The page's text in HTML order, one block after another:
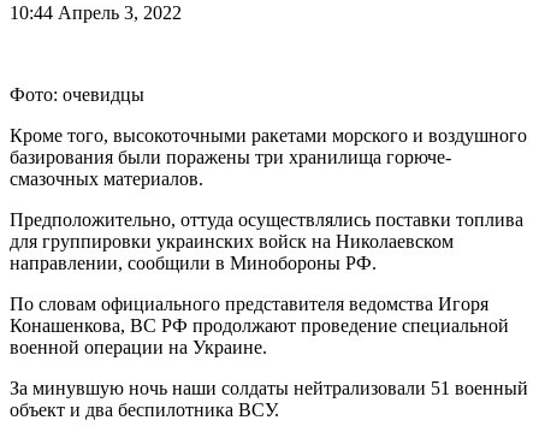
10:44 Апрель 3, 2022
Фото: очевидцы
Кроме того, высокоточными ракетами морского и воздушного
базирования были поражены три хранилища горюче-
смазочных материалов.
Предположительно, оттуда осуществлялись поставки топлива
для группировки украинских войск на Николаевском
направлении, сообщили в Минобороны РФ.
По словам официального представителя ведомства Игоря
Конашенкова, ВС РФ продолжают проведение специальной
военной операции на Украине.
За минувшую ночь наши солдаты нейтрализовали 51 военный
объект и два беспилотника ВСУ.